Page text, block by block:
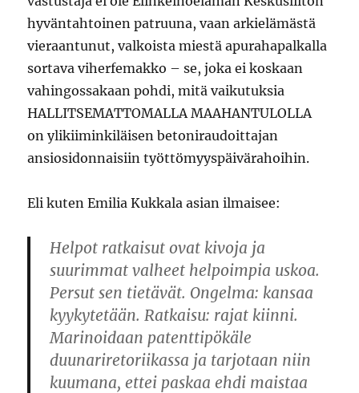
hyväntahtoinen patruuna, vaan arkielämästä
vieraantunut, valkoista miestä apurahapalkalla
sortava viherfemakko – se, joka ei koskaan
vahingossakaan pohdi, mitä vaikutuksia
HALLITSEMATTOMALLA MAAHANTULOLLA
on ylikiiminkiläisen betoniraudoittajan
ansiosidonnaisiin työttömyyspäivärahoihin.
Eli kuten Emilia Kukkala asian ilmaisee:
Helpot ratkaisut ovat kivoja ja
suurimmat valheet helpoimpia uskoa.
Persut sen tietävät. Ongelma: kansaa
kyykytetään. Ratkaisu: rajat kiinni.
Marinoidaan patenttipökäle
duunariretoriikassa ja tarjotaan niin
kuumana, ettei paskaa ehdi maistaa